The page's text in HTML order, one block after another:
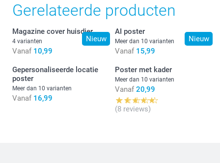
Gerelateerde producten
Nieuw
Magazine cover huisdier
4 varianten
Vanaf 10,99
Nieuw
AI poster
Meer dan 10 varianten
Vanaf 15,99
Gepersonaliseerde locatie
poster
Meer dan 10 varianten
Vanaf 16,99
Poster met kader
Meer dan 10 varianten
Vanaf 20,99
(8 reviews)